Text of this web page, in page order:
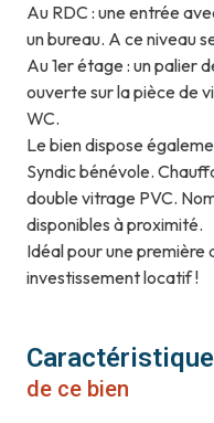
Au RDC : une entrée
un bureau. A ce niveau
Au 1er étage : un palier
ouverte sur la pièce de
WC.
Le bien dispose
Syndic bénévole.
double vitrage PVC.
disponibles à proximité.
Idéal pour une première
investissement locatif !
de ce bien